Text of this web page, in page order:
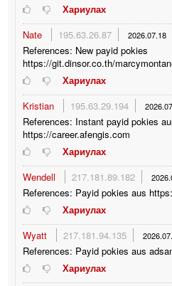
Хариулах
Nate
195.63.26.87 2026.07.18
References: New payid pokies
https://git.dinsor.co.th/
Хариулах
Kristian
195.63.29.194
References: Instant payid pokies
https://career.afengis.com
Хариулах
Wendell
217.181.89.182
References: Payid pokies aus
Хариулах
Wyatt
217.181.94.135
References: Payid pokies aus
Хариулах